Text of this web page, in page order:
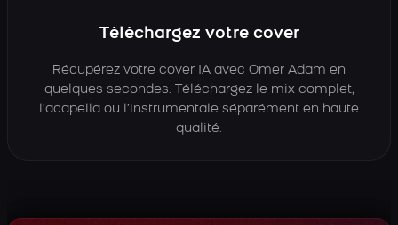
Téléchargez votre cover
Récupérez votre cover IA avec Omer Adam en
quelques secondes. Téléchargez le mix complet,
l’acapella ou l’instrumentale séparément en haute
qualité.